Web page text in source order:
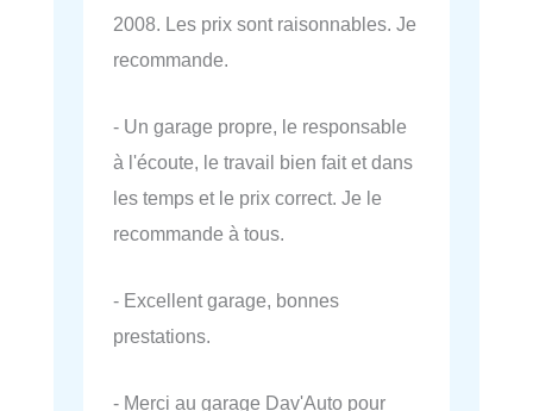
2008. Les prix sont raisonnables. Je
recommande.
- Un garage propre, le responsable
à l'écoute, le travail bien fait et dans
les temps et le prix correct. Je le
recommande à tous.
- Excellent garage, bonnes
prestations.
- Merci au garage Dav'Auto pour